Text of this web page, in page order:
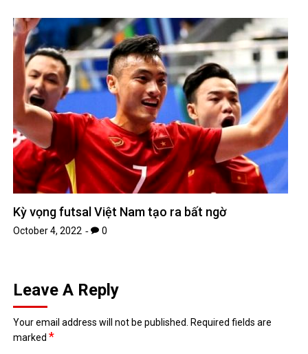
Kỳ vọng futsal Việt Nam tạo ra bất ngờ
October 4, 2022 0
Leave A Reply
Your email address will not be published.
Required fields are
marked*